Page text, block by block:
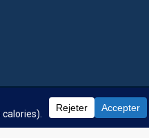
Nos tarifsNous rejoindre